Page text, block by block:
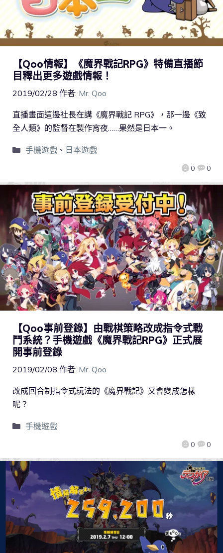
【Qoo情報】《魔界戰記RPG》特備直播節
目釋出更多遊戲情報！
2019/02/28 作者: Mr. Qoo
0 0
直播畫面這邊社長在講《魔界戰記 RPG》，那一邊《致
全人類》的監督在製作宵夜……果然是日本一。
手機遊戲、 日本遊戲
【Qoo事前登錄】由戰棋策略改成指令式戰
鬥系統？手機遊戲《魔界戰記RPG》正式展
開事前登錄
2019/02/08 作者: Mr. Qoo
0 0
改成回合制指令式玩法的《魔界戰記》又會變成怎樣
呢？
手機遊戲